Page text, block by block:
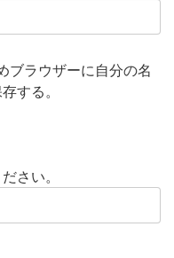
ブラウザーに自分の名
する。
さい。